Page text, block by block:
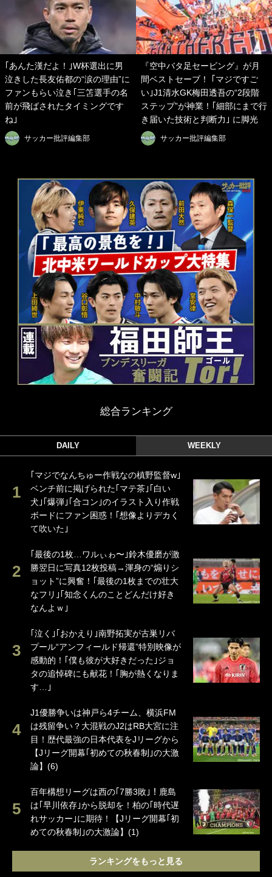
｢あんた漢だよ！｣W杯選出に男
泣きした長友佑都の“涙の理由”に
ファンもらい泣き｢三笘選手の名
前が飛ばされたタイミングです
ね｣
サッカー批評編集部
『空中バタ足セービング』が月
間ベストセーブ！ ｢マジですご
い｣J1清水GK梅田透吾の“2段階
ステップ”が神業！｢細部にまで行
き届いた技術と判断力｣ に脚光
サッカー批評編集部
総合ランキング
DAILY WEEKLY
｢マジでなんちゅー作戦なの槙野監督w｣
ベンチ前に掲げられた｢マテ茶｣｢白い
犬｣｢爆弾｣｢合コン｣のイラスト入り作戦
ボードにファン困惑！｢想像よりデカく
て吹いた｣
｢最後の1枚…ワルぃゎ〜｣鈴木優磨が激
勝翌日に写真12枚投稿→渾身の“煽りシ
ョット”に興奮！｢最後の1枚までの壮大
なフリ｣｢知念くんのことどんだけ好き
なんよｗ｣
｢泣く｣｢おかえり｣南野拓実が古巣リバ
プール“アンフィールド帰還”特別映像が
感動的！｢僕も彼が大好きだった｣ジョ
タの追悼碑にも献花！｢胸が熱くなりま
す…｣
J1優勝争いは神戸ら4チーム、横浜FM
は残留争い？大混戦のJ2はRB大宮に注
目！歴代最強の日本代表をJリーグから
【Jリーグ開幕｢初めての秋春制｣の大激
論】(6)
百年構想リーグは西の｢7勝3敗｣！鹿島
は｢早川依存｣から脱却を！柏の｢時代遅
れサッカー｣に期待！【Jリーグ開幕｢初
めての秋春制｣の大激論】(1)
ランキングをもっと見る